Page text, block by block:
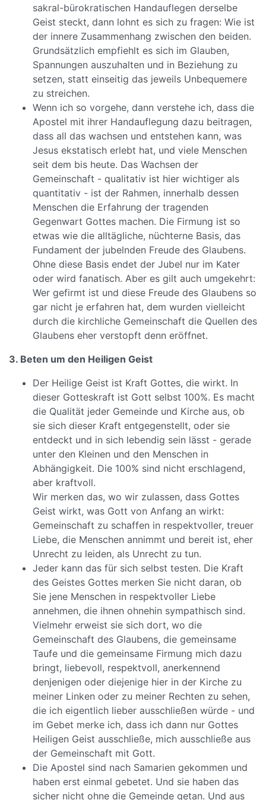
sakral-bürokratischen Handauflegen derselbe
Geist steckt, dann lohnt es sich zu fragen: Wie ist
der innere Zusammenhang zwischen den beiden.
Grundsätzlich empfiehlt es sich im Glauben,
Spannungen auszuhalten und in Beziehung zu
setzen, statt einseitig das jeweils Unbequemere
zu streichen.
Wenn ich so vorgehe, dann verstehe ich, dass die
Apostel mit ihrer Handauflegung dazu beitragen,
dass all das wachsen und entstehen kann, was
Jesus ekstatisch erlebt hat, und viele Menschen
seit dem bis heute. Das Wachsen der
Gemeinschaft - qualitativ ist hier wichtiger als
quantitativ - ist der Rahmen, innerhalb dessen
Menschen die Erfahrung der tragenden
Gegenwart Gottes machen. Die Firmung ist so
etwas wie die alltägliche, nüchterne Basis, das
Fundament der jubelnden Freude des Glaubens.
Ohne diese Basis endet der Jubel nur im Kater
oder wird fanatisch. Aber es gilt auch umgekehrt:
Wer gefirmt ist und diese Freude des Glaubens so
gar nicht je erfahren hat, dem wurden vielleicht
durch die kirchliche Gemeinschaft die Quellen des
Glaubens eher verstopft denn eröffnet.
3. Beten um den Heiligen Geist
Der Heilige Geist ist Kraft Gottes, die wirkt. In
dieser Gotteskraft ist Gott selbst 100%. Es macht
die Qualität jeder Gemeinde und Kirche aus, ob
sie sich dieser Kraft entgegenstellt, oder sie
entdeckt und in sich lebendig sein lässt - gerade
unter den Kleinen und den Menschen in
Abhängigkeit. Die 100% sind nicht erschlagend,
aber kraftvoll.
Wir merken das, wo wir zulassen, dass Gottes
Geist wirkt, was Gott von Anfang an wirkt:
Gemeinschaft zu schaffen in respektvoller, treuer
Liebe, die Menschen annimmt und bereit ist, eher
Unrecht zu leiden, als Unrecht zu tun.
Jeder kann das für sich selbst testen. Die Kraft
des Geistes Gottes merken Sie nicht daran, ob
Sie jene Menschen in respektvoller Liebe
annehmen, die ihnen ohnehin sympathisch sind.
Vielmehr erweist sie sich dort, wo die
Gemeinschaft des Glaubens, die gemeinsame
Taufe und die gemeinsame Firmung mich dazu
bringt, liebevoll, respektvoll, anerkennend
denjenigen oder diejenige hier in der Kirche zu
meiner Linken oder zu meiner Rechten zu sehen,
die ich eigentlich lieber ausschließen würde - und
im Gebet merke ich, dass ich dann nur Gottes
Heiligen Geist ausschließe, mich ausschließe aus
der Gemeinschaft mit Gott.
Die Apostel sind nach Samarien gekommen und
haben erst einmal gebetet. Und sie haben das
sicher nicht ohne die Gemeinde getan. Und aus